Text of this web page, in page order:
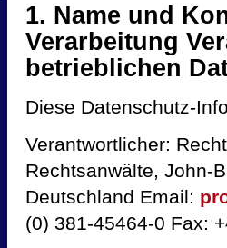
1. Name und
Verarbeitung
betrieblichen
Diese Datenschutz-
Verantwortlicher:
Rechtsanwälte, John-
Deutschland Email:
(0) 381-45464-0 Fax: